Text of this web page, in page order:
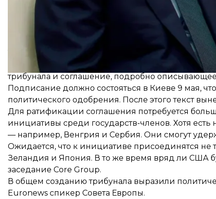
Условия изложены в проекте соглашения, что
Совета Европы.
Техническая работа завершилась в конце марта
отдельных проекта документов: двустороннее
трибунала и соглашение, подробно
Подписание должно состояться в Киеве 9 мая,
политического одобрения. После этого текст
Для ратификации соглашения потребуется
инициативы среди государств-членов. Хотя
— например, Венгрия и Сербия. Они смогут
Ожидается, что к инициативе присоединятся не
Зеландия и Япония. В то же время вряд ли США
заседание Core Group.
В общем созданию трибунала выразили
Euronews спикер Совета Европы.